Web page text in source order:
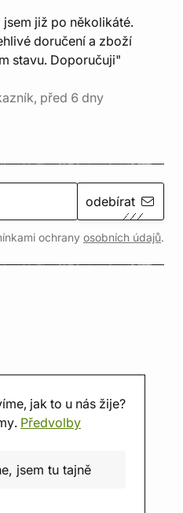
jak to u nás žije?
Předvolby
jsem tu tajně
jsem již po několikáté.
doručení a zboží
stavu. Doporučuji"
před 6 dny
odebírat
ochrany osobních údajů.